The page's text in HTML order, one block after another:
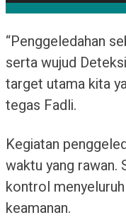
“Penggeledahan
serta wujud
target utama kita
tegas Fadli.
Kegiatan
waktu yang rawan.
kontrol
keamanan.